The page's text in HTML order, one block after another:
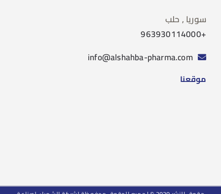
سوريا , حلب
+963930114000
info@alshahba-pharma.com
موقعنا